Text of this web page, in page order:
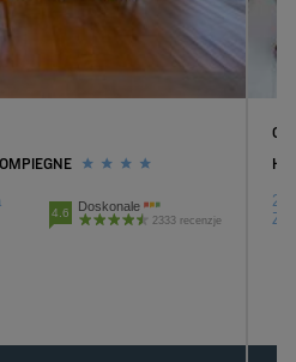
4.6 Doskonale
2333 recenzje